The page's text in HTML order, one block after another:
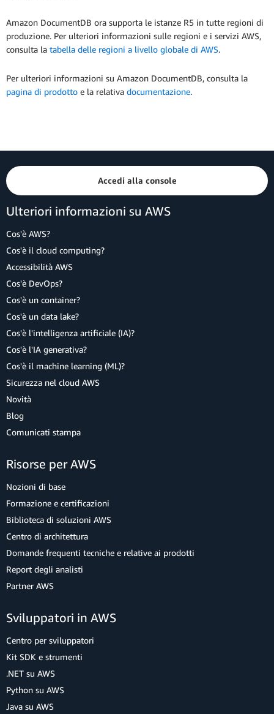
Amazon DocumentDB ora supporta le istanze R5 in tutte regioni di
produzione. Per ulteriori informazioni sulle regioni e i servizi AWS,
consulta la tabella delle regioni a livello globale di AWS.
Per ulteriori informazioni su Amazon DocumentDB, consulta la
pagina di prodotto e la relativa documentazione.
Accedi alla console
Ulteriori informazioni su AWS
Cos'è AWS?
Cos'è il cloud computing?
Accessibilità AWS
Cos'è DevOps?
Cos'è un container?
Cos'è un data lake?
Cos'è l'intelligenza artificiale (IA)?
Cos'è l'IA generativa?
Cos'è il machine learning (ML)?
Sicurezza nel cloud AWS
Novità
Blog
Comunicati stampa
Risorse per AWS
Nozioni di base
Formazione e certificazioni
Biblioteca di soluzioni AWS
Centro di architettura
Domande frequenti tecniche e relative ai prodotti
Report degli analisti
Partner AWS
Sviluppatori in AWS
Centro per sviluppatori
Kit SDK e strumenti
.NET su AWS
Python su AWS
Java su AWS